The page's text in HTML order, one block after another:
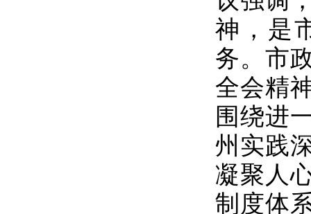
神，是
务。市
全会精
围绕进
州实践
凝聚人
制度体